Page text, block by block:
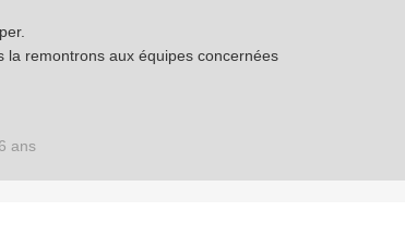
remontrons aux équipes concernées
ans